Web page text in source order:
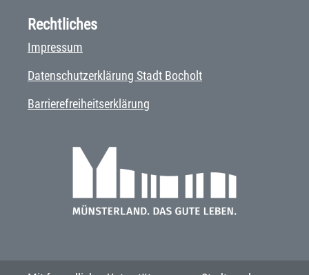
Rechtliches
Impressum
Datenschutzerklärung Stadt Bocholt
Barrierefreiheitserklärung